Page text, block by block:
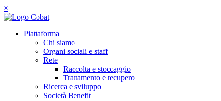
×
Piattaforma
Chi siamo
Organi sociali e staff
Rete
Raccolta e stoccaggio
Trattamento e recupero
Ricerca e sviluppo
Società Benefit